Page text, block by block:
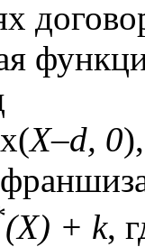
X–d, 0
(X) + k,